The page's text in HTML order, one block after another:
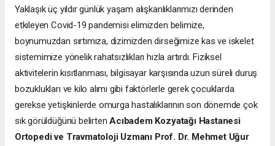
Yaklaşık üç yıldır günlük yaşam alışkanlıklarımızı derinden
etkileyen Covid-19 pandemisi elimizden belimize,
boynumuzdan sırtımıza, dizimizden dirseğimize kas ve iskelet
sistemimize yönelik rahatsızlıkları hızla artırdı. Fiziksel
aktivitelerin kısıtlanması, bilgisayar karşısında uzun süreli duruş
bozuklukları ve kilo alımı gibi faktörlerle gerek çocuklarda
gerekse yetişkinlerde omurga hastalıklarının son dönemde çok
sık görüldüğünü belirtenAcıbadem Kozyatağı Hastanesi
Ortopedi ve Travmatoloji Uzmanı Prof. Dr. Mehmet Uğur